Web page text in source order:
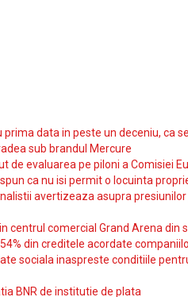
data in peste un deceniu, ca
sub brandul Mercure
de evaluarea pe piloni a Comisiei
ca nu isi permit o locuinta
avertizeaza asupra
centrul comercial Grand Arena din
din creditele acordate
sociala inaspreste conditiile
BNR de institutie de plata